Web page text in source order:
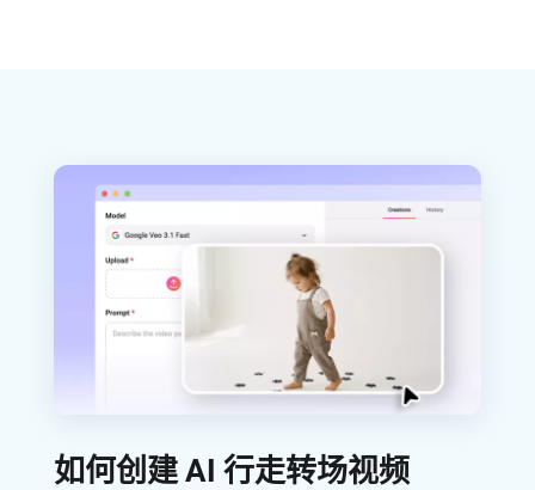
如何创建 AI 行走转场视频